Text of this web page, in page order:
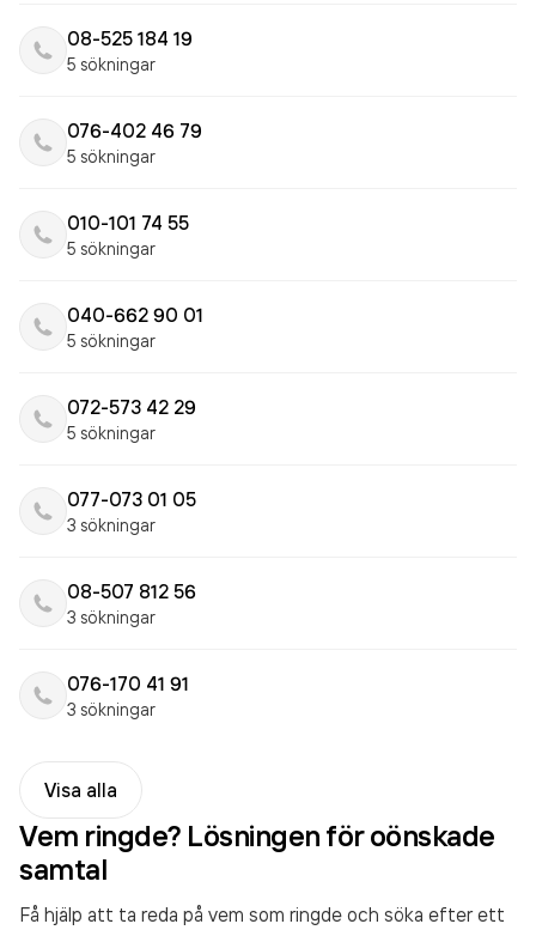
08-525 184 19
5 sökningar
076-402 46 79
5 sökningar
010-101 74 55
5 sökningar
040-662 90 01
5 sökningar
072-573 42 29
5 sökningar
077-073 01 05
3 sökningar
08-507 812 56
3 sökningar
076-170 41 91
3 sökningar
Visa alla
Vem ringde? Lösningen för oönskade
samtal
Få hjälp att ta reda på vem som ringde och söka efter ett